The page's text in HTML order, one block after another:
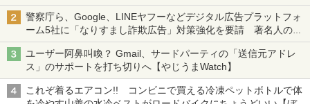
も、持ち替えずに書き込める
警察庁ら、Google、LINEヤフーなどデジタル広告プラットフォ
ーム5社に「なりすまし詐欺広告」対策強化を要請 著名人の写
真や映像を使った投資詐欺などへの対策として
ユーザー阿鼻叫喚？ Gmail、サードパーティの「送信元アドレ
ス」のサポートを打ち切りへ【やじうまWatch】
これぞ着るエアコン!! コンビニで買える冷凍ペットボトルで体